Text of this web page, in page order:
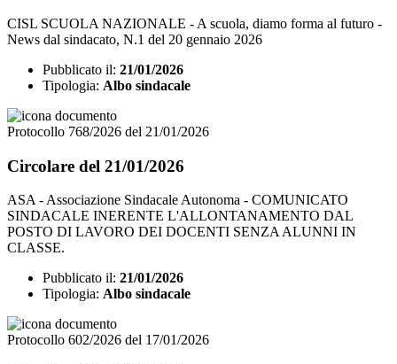
CISL SCUOLA NAZIONALE - A scuola, diamo forma al futuro -
News dal sindacato, N.1 del 20 gennaio 2026
Pubblicato il: 21/01/2026
Tipologia: Albo sindacale
Protocollo 768/2026 del 21/01/2026
Circolare del 21/01/2026
ASA - Associazione Sindacale Autonoma - COMUNICATO
SINDACALE INERENTE L'ALLONTANAMENTO DAL
POSTO DI LAVORO DEI DOCENTI SENZA ALUNNI IN
CLASSE.
Pubblicato il: 21/01/2026
Tipologia: Albo sindacale
Protocollo 602/2026 del 17/01/2026